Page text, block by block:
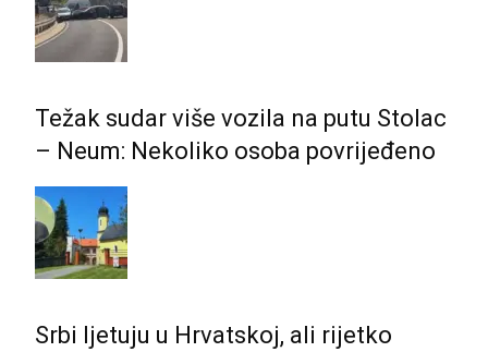
Težak sudar više vozila na putu Stolac
– Neum: Nekoliko osoba povrijeđeno
Srbi ljetuju u Hrvatskoj, ali rijetko